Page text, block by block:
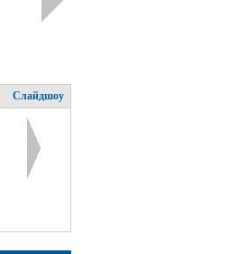
Слайдшоу